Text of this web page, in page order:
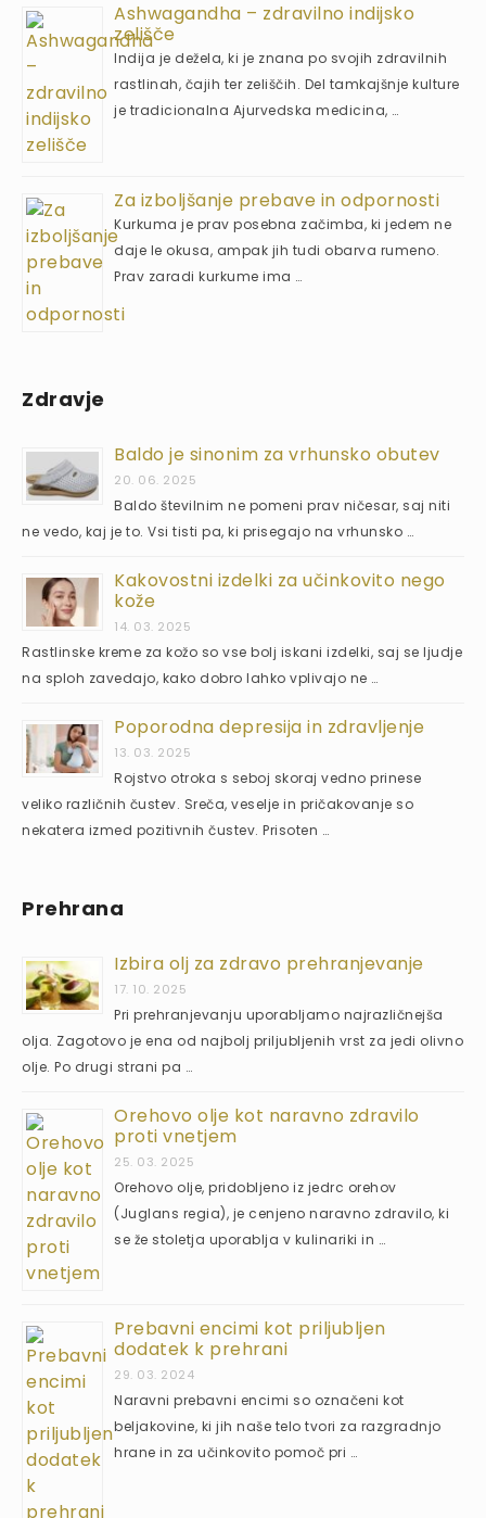
Ashwagandha – zdravilno indijsko
zelišče
Indija je dežela, ki je znana po svojih zdravilnih
rastlinah, čajih ter zeliščih. Del tamkajšnje kulture
je tradicionalna Ajurvedska medicina, …
Za izboljšanje prebave in odpornosti
Kurkuma je prav posebna začimba, ki jedem ne
daje le okusa, ampak jih tudi obarva rumeno.
Prav zaradi kurkume ima …
Zdravje
Baldo je sinonim za vrhunsko obutev
20. 06. 2025
Baldo številnim ne pomeni prav ničesar, saj niti
ne vedo, kaj je to. Vsi tisti pa, ki prisegajo na vrhunsko …
Kakovostni izdelki za učinkovito nego
kože
14. 03. 2025
Rastlinske kreme za kožo so vse bolj iskani izdelki, saj se ljudje
na sploh zavedajo, kako dobro lahko vplivajo ne …
Poporodna depresija in zdravljenje
13. 03. 2025
Rojstvo otroka s seboj skoraj vedno prinese
veliko različnih čustev. Sreča, veselje in pričakovanje so
nekatera izmed pozitivnih čustev. Prisoten …
Prehrana
Izbira olj za zdravo prehranjevanje
17. 10. 2025
Pri prehranjevanju uporabljamo najrazličnejša
olja. Zagotovo je ena od najbolj priljubljenih vrst za jedi olivno
olje. Po drugi strani pa …
Orehovo olje kot naravno zdravilo
proti vnetjem
25. 03. 2025
Orehovo olje, pridobljeno iz jedrc orehov
(Juglans regia), je cenjeno naravno zdravilo, ki
se že stoletja uporablja v kulinariki in …
Prebavni encimi kot priljubljen
dodatek k prehrani
29. 03. 2024
Naravni prebavni encimi so označeni kot
beljakovine, ki jih naše telo tvori za razgradnjo
hrane in za učinkovito pomoč pri …